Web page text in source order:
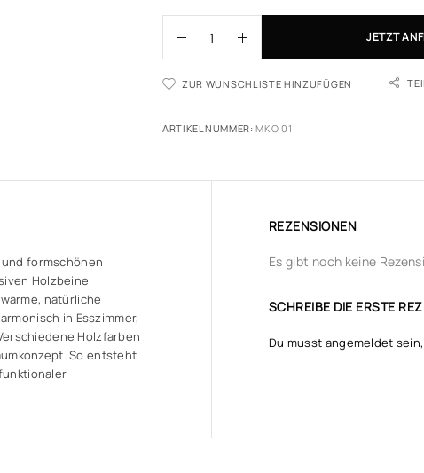
JETZT
ZUR WUNSCHLISTE HINZUFÜGEN
ARTIKELNUMMER:MKO 01
formschönen
Holzbeine
natürliche
in Esszimmer,
Holzfarben
So entsteht
REZENSIONEN
Es gibt noch keine
SCHREIBE DIE ERSTE
Du musst angemeldet